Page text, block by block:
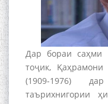
Дар бораи саҳми
тоҷик, Қаҳрамони
(1909-1976)
таърихнигории